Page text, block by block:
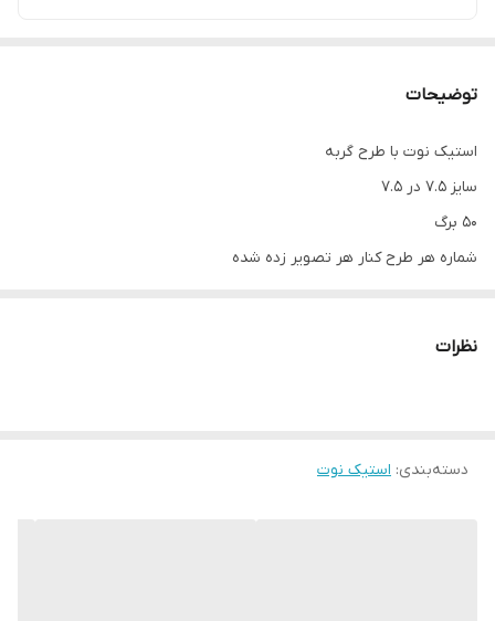
توضیحات
استیک نوت با طرح گربه
سایز ۷.۵ در ۷.۵
۵۰ برگ
شماره هر طرح کنار هر تصویر زده شده
نظرات
دسته‌بندی: استیک نوت